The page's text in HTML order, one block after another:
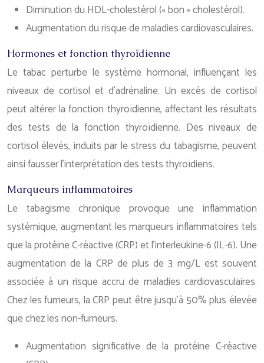
Diminution du HDL-cholestérol (« bon » cholestérol).
Augmentation du risque de maladies cardiovasculaires.
Hormones et fonction thyroïdienne
Le tabac perturbe le système hormonal, influençant les
niveaux de cortisol et d’adrénaline. Un excès de cortisol
peut altérer la fonction thyroïdienne, affectant les résultats
des tests de la fonction thyroïdienne. Des niveaux de
cortisol élevés, induits par le stress du tabagisme, peuvent
ainsi fausser l’interprétation des tests thyroïdiens.
Marqueurs inflammatoires
Le tabagisme chronique provoque une inflammation
systémique, augmentant les marqueurs inflammatoires tels
que la protéine C-réactive (CRP) et l’interleukine-6 (IL-6). Une
augmentation de la CRP de plus de 3 mg/L est souvent
associée à un risque accru de maladies cardiovasculaires.
Chez les fumeurs, la CRP peut être jusqu’à 50% plus élevée
que chez les non-fumeurs.
Augmentation significative de la protéine C-réactive